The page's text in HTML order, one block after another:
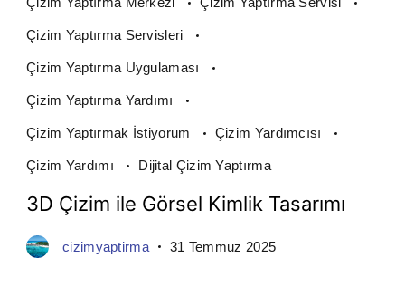
Çizim Yaptırma Servisleri
Çizim Yaptırma Uygulaması
Çizim Yaptırma Yardımı
Çizim Yaptırmak İstiyorum Çizim Yardımcısı
Çizim Yardımı Dijital Çizim Yaptırma
3D Çizim ile Görsel Kimlik Tasarımı
cizimyaptirma 31 Temmuz 2025